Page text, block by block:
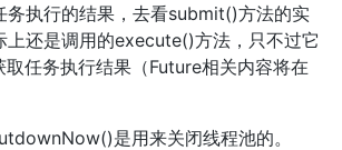
务执行的结果，去看submit()方法的实
上还是调用的execute()方法，只不过它
任务执行结果（Future相关内容将在
是用来关闭线程池的。